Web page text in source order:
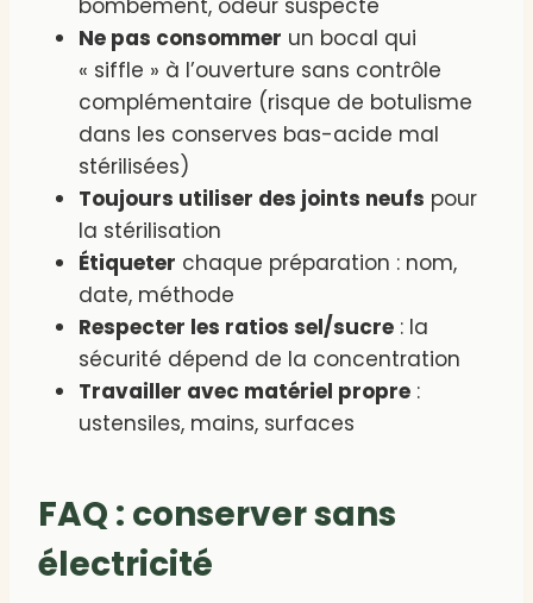
bombement, odeur suspecte
Ne pas consommer un bocal qui
« siffle » à l’ouverture sans contrôle
complémentaire (risque de botulisme
dans les conserves bas-acide mal
stérilisées)
Toujours utiliser des joints neufs pour
la stérilisation
Étiqueter chaque préparation : nom,
date, méthode
Respecter les ratios sel/sucre : la
sécurité dépend de la concentration
Travailler avec matériel propre :
ustensiles, mains, surfaces
FAQ : conserver sans
électricité